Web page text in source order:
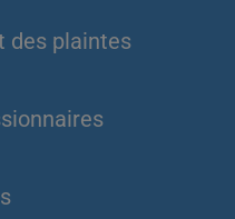
des plaintes